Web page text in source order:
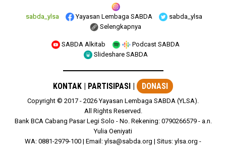
sabda_ylsa Yayasan Lembaga SABDA
sabda_ylsa
Selengkapnya
SABDA Alkitab
Podcast SABDA
Slideshare SABDA
KONTAK | PARTISIPASI | DONASI
Copyright © 2017 - 2026Yayasan Lembaga SABDA (YLSA).
All Rights Reserved.
Bank BCA Cabang Pasar Legi Solo - No. Rekening: 0790266579 - a.n.
Yulia Oeniyati
WA: 0881-2979-100 | Email: ylsa@sabda.org | Situs: ylsa.org -